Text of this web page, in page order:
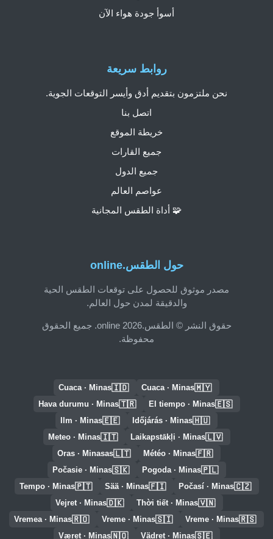
حول الطقس.online
مصدر موثوق للحصول على توقعات الطقس الحية
والدقيقة لمدن حول العالم.
حقوق النشر © الطقس.online 2026. جميع الحقوق
محفوظة.
روابط سريعة
نحن ملتزمون بتقديم أدق وأيسر التوقعات الجوية.
اتصل بنا
خريطة الموقع
جميع القارات
جميع الدول
عواصم العالم
🧩 أداة الطقس المجانية
أسوأ جودة هواء الآن
🇲🇾
Cuaca · Minas
🇮🇩
Cuaca · Minas
🇪🇸
El tiempo · Minas
🇹🇷
Hava durumu · Minas
🇭🇺
Időjárás · Minas
🇪🇪
Ilm · Minas
🇱🇻
Laikapstākļi · Minas
🇮🇹
Meteo · Minas
🇫🇷
Météo · Minas
🇱🇹
Oras · Minasas
🇵🇱
Pogoda · Minas
🇸🇰
Počasie · Minas
🇨🇿
Počasí · Minas
🇫🇮
Sää · Minas
🇵🇹
Tempo · Minas
🇻🇳
Thời tiết · Minas
🇩🇰
Vejret · Minas
🇷🇸
Vreme · Minas
🇸🇮
Vreme · Minas
🇷🇴
Vremea · Minas
🇸🇪
Vädret · Minas
🇳🇴
Været · Minas